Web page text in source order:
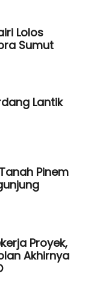
Lolos
Sumut
Lantik
Pinem
Proyek,
Akhirnya